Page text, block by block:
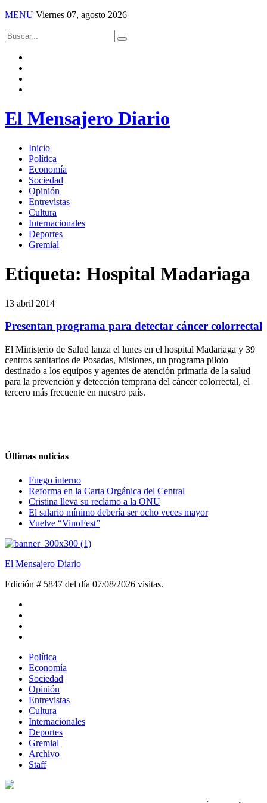
MENU Viernes 07, agosto 2026
El Mensajero Diario
Inicio
Política
Economía
Sociedad
Opinión
Entrevistas
Cultura
Internacionales
Deportes
Gremial
Etiqueta: Hospital Madariaga
13 abril 2014
Presentan programa para detectar cáncer colorrectal
El Ministerio de Salud lanza el lunes en el hospital Madariaga y 39
centros sanitarios de Posadas, Misiones, un programa piloto
destinado a los equipos y agentes de atención primaria de la salud
para la prevención y detección temprana del cáncer colorrectal, el
tercero más frecuente en nuestro país.
Últimas noticias
Fuego interno
Reforma en la Carta Orgánica del Central
Cristina lleva su reclamo a la ONU
El salario mínimo debería ser ocho veces mayor
Vuelve “VinoFest”
El Mensajero Diario
Edición # 5847 del día 07/08/2026 visitas.
Política
Economía
Sociedad
Opinión
Entrevistas
Cultura
Internacionales
Deportes
Gremial
Archivo
Staff